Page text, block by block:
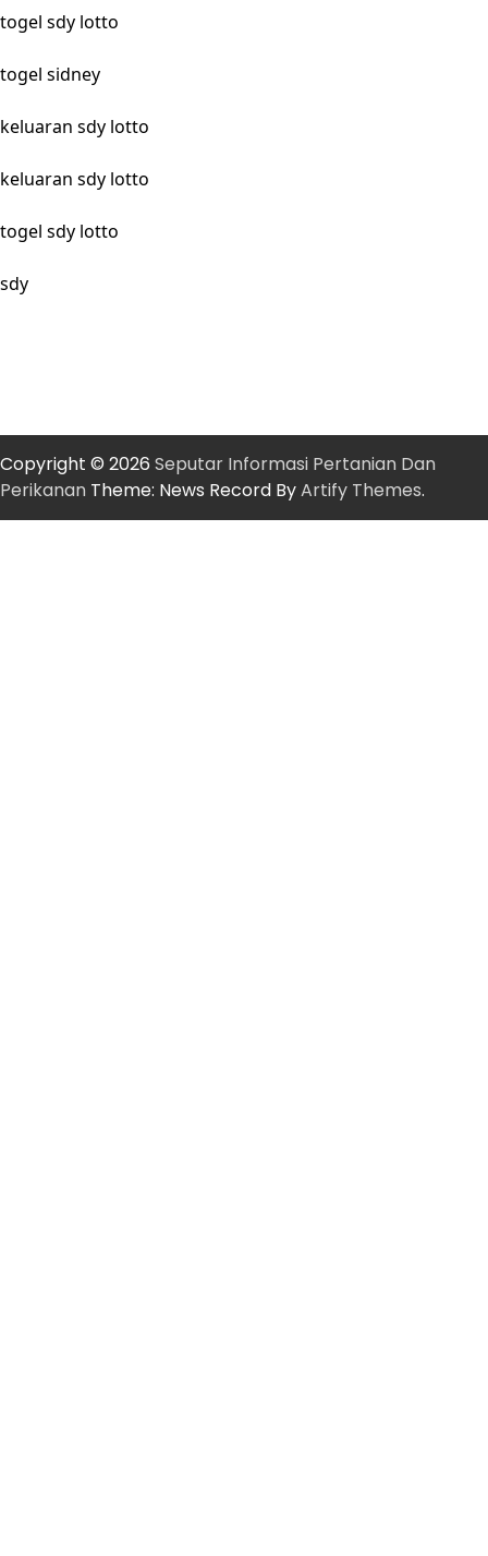
togel sdy lotto
togel sidney
keluaran sdy lotto
keluaran sdy lotto
togel sdy lotto
sdy
Copyright © 2026 Seputar Informasi Pertanian Dan
Perikanan Theme: News Record ByArtify Themes.